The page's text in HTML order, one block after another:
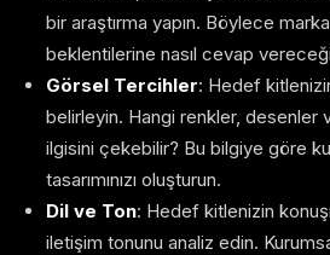
bir araştırma yapın. Böylece
beklentilerine nasıl cevap
Görsel Tercihler: Hedef
belirleyin. Hangi renkler, desenler
ilgisini çekebilir? Bu bilgiye göre
tasarımınızı oluşturun.
Dil ve Ton: Hedef kitlenizin
iletişim tonunu analiz edin.